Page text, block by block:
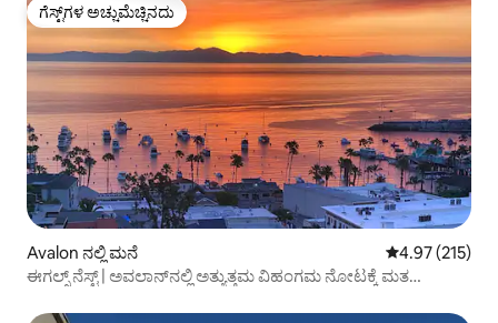
ಗೆಸ್ಟ್‌ಗಳ ಅಚ್ಚುಮೆಚ್ಚಿನದು
ಗೆಸ್ಟ್‌ಗಳ ಅಚ್ಚುಮೆಚ್ಚಿನದು
Avalon ನಲ್ಲಿ ಮನೆ 5 ರಲ್ಲಿ 4.97
4.97 (215)
ಈಗಲ್ಸ್ ನೆಸ್ಟ್ | ಅವಲಾನ್‌ನಲ್ಲಿ ಅತ್ಯುತ್ತಮ ವಿಹಂಗಮ ನೋಟಕ್ಕೆ ಮತ